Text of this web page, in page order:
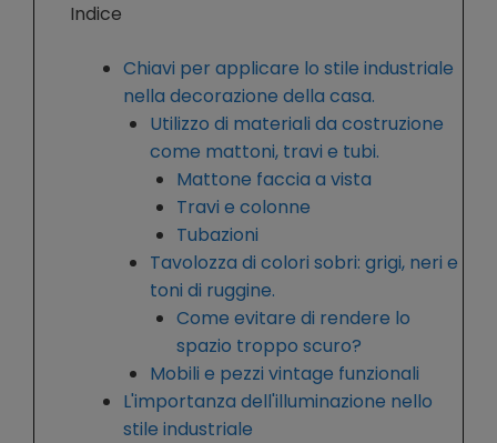
Indice
Chiavi per applicare lo stile industriale
nella decorazione della casa.
Utilizzo di materiali da costruzione
come mattoni, travi e tubi.
Mattone faccia a vista
Travi e colonne
Tubazioni
Tavolozza di colori sobri: grigi, neri e
toni di ruggine.
Come evitare di rendere lo
spazio troppo scuro?
Mobili e pezzi vintage funzionali
L'importanza dell'illuminazione nello
stile industriale